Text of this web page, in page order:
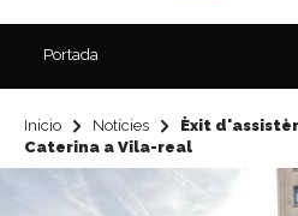
Portada
Inicio Notícies
Èxit
Caterina a Vila-real